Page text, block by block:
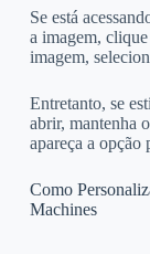
Se está
a imagem,
imagem,
Entretanto, se
abrir, mantenha
apareça a opção
Como
Machines